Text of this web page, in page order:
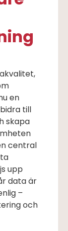
en
till
skapa
central
upp
data är
–
och